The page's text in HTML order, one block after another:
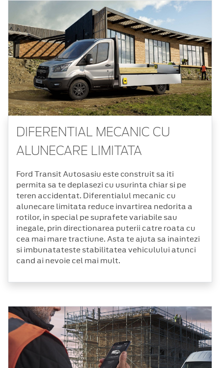
DIFERENTIAL MECANIC CU
ALUNECARE LIMITATA
Ford Transit Autosasiu este construit sa iti
permita sa te deplasezi cu usurinta chiar si pe
teren accidentat. Diferentialul mecanic cu
alunecare limitata reduce invartirea nedorita a
rotilor, in special pe suprafete variabile sau
inegale, prin directionarea puterii catre roata cu
cea mai mare tractiune. Asta te ajuta sa inaintezi
si imbunatateste stabilitatea vehiculului atunci
cand ai nevoie cel mai mult.